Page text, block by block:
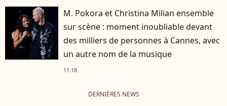
M. Pokora et Christina Milian ensemble
sur scène : moment inoubliable devant
des milliers de personnes à Cannes, avec
un autre nom de la musique
11:18
DERNIÈRES NEWS